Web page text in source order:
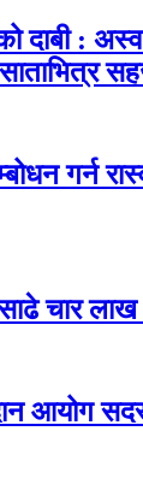
दाबी :
गर्न
चार लाख
आयोग